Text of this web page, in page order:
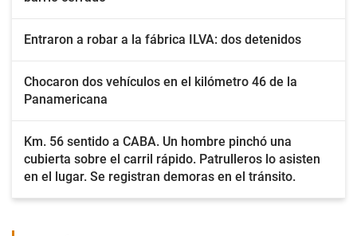
Entraron a robar a la fábrica ILVA: dos detenidos
Chocaron dos vehículos en el kilómetro 46 de la
Panamericana
Km. 56 sentido a CABA. Un hombre pinchó una
cubierta sobre el carril rápido. Patrulleros lo asisten
en el lugar. Se registran demoras en el tránsito.